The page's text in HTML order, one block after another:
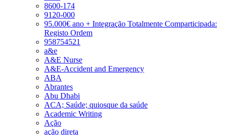
8600-174
9120-000
95.000€ ano + Integração Totalmente Comparticipada:
Registo Ordem
958754521
a&e
A&E Nurse
A&E-Accident and Emergency
ABA
Abrantes
Abu Dhabi
ACA; Saúde; quiosque da saúde
Academic Writing
Ação
ação direta